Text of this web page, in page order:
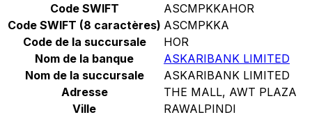
Code SWIFT
ASCMPKKAHOR
Code SWIFT (8 caractères) ASCMPKKA
Code de la succursale
HOR
Nom de la banque
ASKARIBANK LIMITED
Nom de la succursale
ASKARIBANK LIMITED
Adresse
THE MALL, AWT PLAZA
Ville
RAWALPINDI